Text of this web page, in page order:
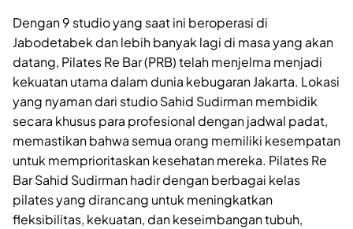
Dengan 9 studio yang saat ini beroperasi di
Jabodetabek dan lebih banyak lagi di masa yang akan
datang, Pilates Re Bar (PRB) telah menjelma menjadi
kekuatan utama dalam dunia kebugaran Jakarta. Lokasi
yang nyaman dari studio Sahid Sudirman membidik
secara khusus para profesional dengan jadwal padat,
memastikan bahwa semua orang memiliki kesempatan
untuk memprioritaskan kesehatan mereka. Pilates Re
Bar Sahid Sudirman hadir dengan berbagai kelas
pilates yang dirancang untuk meningkatkan
fleksibilitas, kekuatan, dan keseimbangan tubuh,